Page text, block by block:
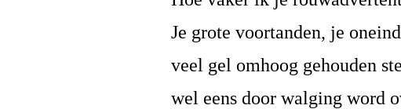
Je grote voortanden, je
veel gel omhoog gehouden
wel eens door walging word